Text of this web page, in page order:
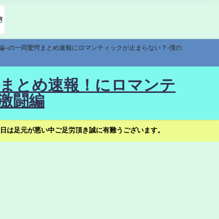
の一同驚愕まとめ速報にロマンティックが止まらない？-僕の
とめ速報！にロマンテ
闘編
足元が悪い中ご足労頂き誠に有難うございます。